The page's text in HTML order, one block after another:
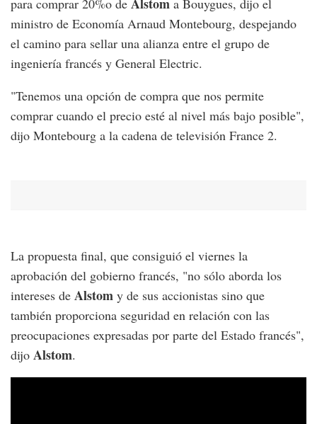
ministro de Economía Arnaud Montebourg, despejando
el camino para sellar una alianza entre el grupo de
ingeniería francés y General Electric.
"Tenemos una opción de compra que nos permite
comprar cuando el precio esté al nivel más bajo posible",
dijo Montebourg a la cadena de televisión France 2.
La propuesta final, que consiguió el viernes la
aprobación del gobierno francés, "no sólo aborda los
intereses de Alstom y de sus accionistas sino que
también proporciona seguridad en relación con las
preocupaciones expresadas por parte del Estado francés",
dijo Alstom.